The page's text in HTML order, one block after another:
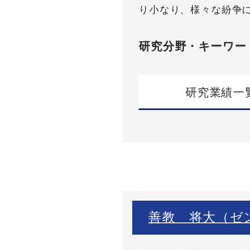
り小なり、様々な紛争
研究分野・ キーワー
研究業績一
善教 将大（ゼ